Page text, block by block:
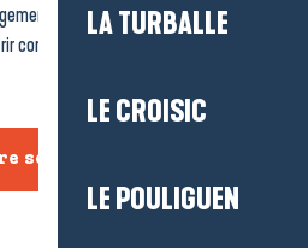
LA TURBALLE
LE CROISIC
LE POULIGUEN
et restauration sont
confort, authenticité et cohérence à
service Groupes